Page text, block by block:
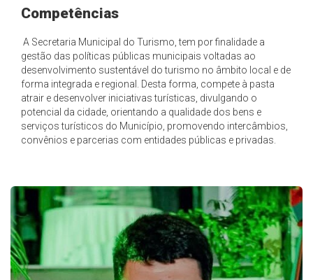
Competências
A Secretaria Municipal do Turismo, tem por finalidade a
gestão das políticas públicas municipais voltadas ao
desenvolvimento sustentável do turismo no âmbito local e de
forma integrada e regional. Desta forma, compete à pasta
atrair e desenvolver iniciativas turísticas, divulgando o
potencial da cidade, orientando a qualidade dos bens e
serviços turísticos do Município, promovendo intercâmbios,
convênios e parcerias com entidades públicas e privadas.